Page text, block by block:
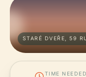
STARÉ DVEŘE, 59
TIME NEEDED